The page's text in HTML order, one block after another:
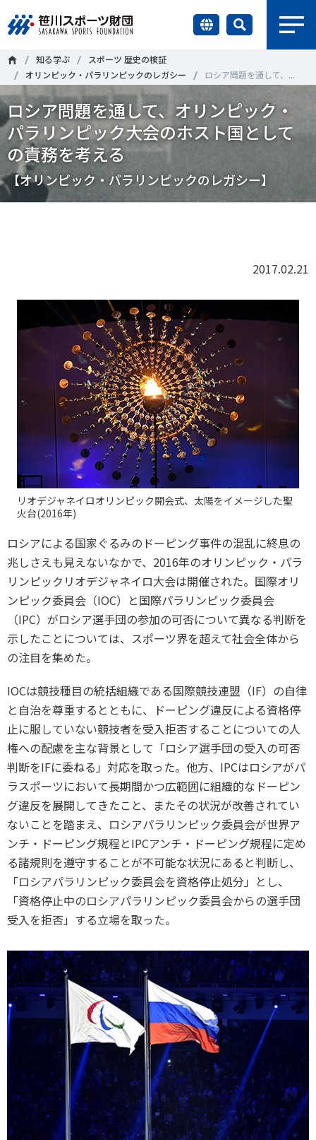
財団情報
研究員紹介
調査・研究
社会づくり
ニュース
お問い合わせ・お申し込み
メールマガジン
会員登録
個人情報保護方針
ソーシャルメディア運営方針
＃誰が子どものスポーツをささえるのか ＃部活動
＃アクティブなまちづくり ＃日本人の身体活動と健康寿命
＃障害者スポーツ ＃スポーツ基本計画 ＃競技人口
スポーツライフ・データ
スポーツ白書
政策提言
子どものスポーツ
障害者スポーツ
スポーツによるまちづくり
スポーツ・ガバナンス
スポーツボランティア
スポーツ政策・予算
健康とスポーツ
社会づくり
自治体との連携
各教育機関との連携
スポーツ振興団体との連携
【動画】スポーツでアクティブなまちづくり
知る学ぶ
SPORT POLICY INCUBATOR ―スポーツ政策の『卵』 ―
Sport Topics
スポーツ 歴史の検証
スポーツ辞典
SSF BOOKS
知る学ぶ
スポーツ 歴史の検証
オリンピック・パラリンピックのレガシー
ロシア問題を通して、...
ロシア問題を通して、オリンピック・
パラリンピック大会のホスト国として
の責務を考える
【オリンピック・パラリンピックのレガシー】
2017.02.21
リオデジャネイロオリンピック開会式、太陽をイメージした聖
火台(2016年)
ロシアによる国家ぐるみのドーピング事件の混乱に終息の
兆しさえも見えないなかで、2016年のオリンピック・パラ
リンピックリオデジャネイロ大会は開催された。国際オリ
ンピック委員会（IOC）と国際パラリンピック委員会
（IPC）がロシア選手団の参加の可否について異なる判断を
示したことについては、スポーツ界を超えて社会全体から
の注目を集めた。
IOCは競技種目の統括組織である国際競技連盟（IF）の自律
と自治を尊重するとともに、ドーピング違反による資格停
止に服していない競技者を受入拒否することについての人
権への配慮を主な背景として「ロシア選手団の受入の可否
判断をIFに委ねる」対応を取った。他方、IPCはロシアがパ
ラスポーツにおいて長期間かつ広範囲に組織的なドーピン
グ違反を展開してきたこと、またその状況が改善されてい
ないことを踏まえ、ロシアパラリンピック委員会が世界ア
ンチ・ドーピング規程とIPCアンチ・ドーピング規程に定め
る諸規則を遵守することが不可能な状況にあると判断し、
「ロシアパラリンピック委員会を資格停止処分」とし、
「資格停止中のロシアパラリンピック委員会からの選手団
受入を拒否」する立場を取った。